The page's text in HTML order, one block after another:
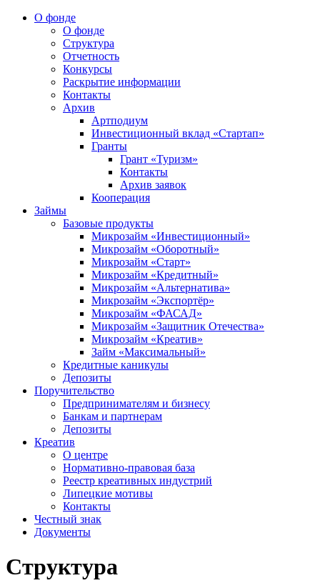
О фонде
О фонде
Структура
Отчетность
Конкурсы
Раскрытие информации
Контакты
Архив
Артподиум
Инвестиционный вклад «Стартап»
Гранты
Грант «Туризм»
Контакты
Архив заявок
Кооперация
Займы
Базовые продукты
Микрозайм «Инвестиционный»
Микрозайм «Оборотный»
Микрозайм «Старт»
Микрозайм «Кредитный»
Микрозайм «Альтернатива»
Микрозайм «Экспортёр»
Микрозайм «ФАСАД»
Микрозайм «Защитник Отечества»
Микрозайм «Креатив»
Займ «Максимальный»
Кредитные каникулы
Депозиты
Поручительство
Предпринимателям и бизнесу
Банкам и партнерам
Депозиты
Креатив
О центре
Нормативно-правовая база
Реестр креативных индустрий
Липецкие мотивы
Контакты
Честный знак
Документы
Структура